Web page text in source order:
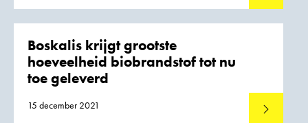
Boskalis krijgt grootste
hoeveelheid biobrandstof tot nu
toe geleverd
15 december 2021 Lees meer